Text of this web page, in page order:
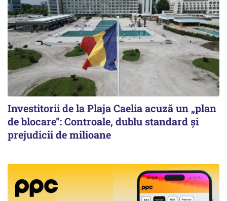
Investitorii de la Plaja Caelia acuză un „plan
de blocare”: Controale, dublu standard și
prejudicii de milioane